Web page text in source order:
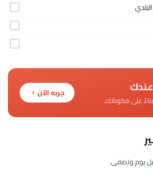
على مكوناتك.
جربه الآن
يوم وتصفى.